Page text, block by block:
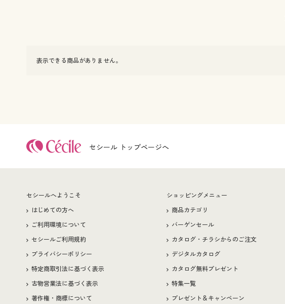
表示できる商品がありません。
セシール トップページへ
セシールへようこそ
はじめての方へ
ご利用環境について
セシールご利用規約
プライバシーポリシー
特定商取引法に基づく表示
古物営業法に基づく表示
著作権・商標について
ショッピングメニュー
商品カテゴリ
バーゲンセール
カタログ・チラシからのご注文
デジタルカタログ
カタログ無料プレゼント
特集一覧
プレゼント＆キャンペーン